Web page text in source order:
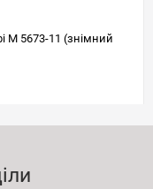
M 5673-11 (знімний